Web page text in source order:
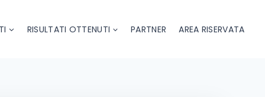
RISULTATI OTTENUTI PARTNER AREA RISERVATA